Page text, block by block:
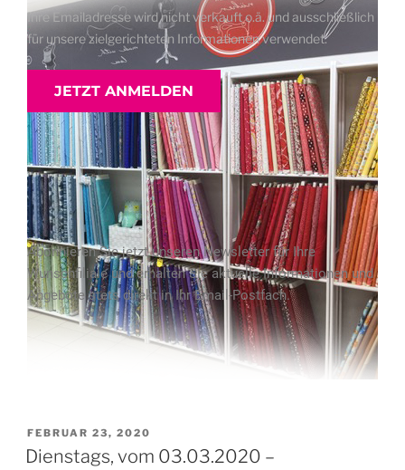
Ihre Emailadresse wird nicht verkauft o.ä. und ausschließlich
für unsere zielgerichteten Informationen verwendet.
Abonnieren Sie jetzt unseren Newsletter für Ihre
Wunschfiliale und erhalten Sie aktuelle Informationen und
Angebote stets direkt in Ihr Email-Postfach.
FEBRUAR 23, 2020
Dienstags, vom 03.03.2020 –